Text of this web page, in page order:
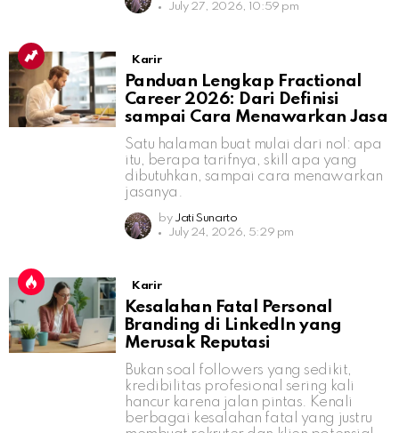
July 27, 2026, 10:59 pm
Karir
Panduan Lengkap Fractional
Career 2026: Dari Definisi
sampai Cara Menawarkan Jasa
Satu halaman buat mulai dari nol: apa
itu, berapa tarifnya, skill apa yang
dibutuhkan, sampai cara menawarkan
jasanya.
by Jati Sunarto
July 24, 2026, 5:29 pm
Karir
Kesalahan Fatal Personal
Branding di LinkedIn yang
Merusak Reputasi
Bukan soal followers yang sedikit,
kredibilitas profesional sering kali
hancur karena jalan pintas. Kenali
berbagai kesalahan fatal yang justru